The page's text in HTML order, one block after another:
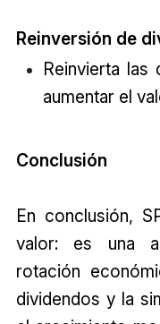
Reinversión de
Reinvierta las
aumentar el
Conclusión
En conclusión,
valor: es una
rotación
dividendos y la